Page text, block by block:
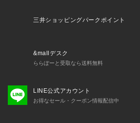
三井ショッピングパークポイント
&mallデスク
ららぽーと受取なら送料無料
LINE公式アカウント
お得なセール・クーポン情報配信中